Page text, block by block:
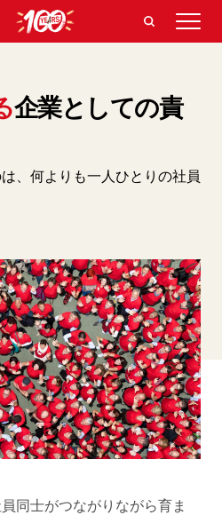
企業としての責
、何よりも一人ひとりの社員
同士がつながりながら育ま